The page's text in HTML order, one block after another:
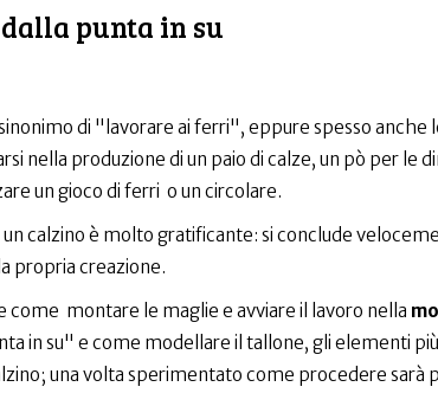
punta in su
di "lavorare ai ferri", eppure spesso anche
nella produzione di un paio di calze, un pò per le
un gioco di ferri o un circolare.
calzino è molto gratificante: si conclude
propria creazione.
come montare le maglie e avviare il lavoro nella
in su" e come modellare il tallone, gli elementi
una volta sperimentato come procedere sarà